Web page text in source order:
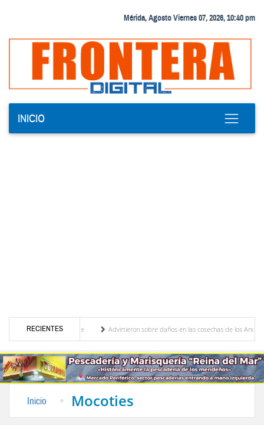
Mérida, Agosto Viernes 07, 2026, 10:40 pm
INICIO
RECIENTES
y del Caribe
Advirtieron sobre daños en las cosechas de los Andes ante
Inicio Mocoties